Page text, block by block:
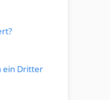
ein Dritter